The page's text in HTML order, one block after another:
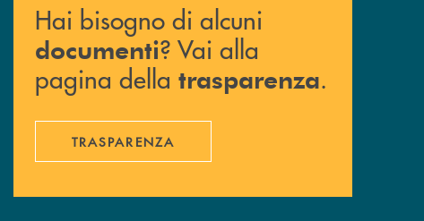
Hai bisogno di alcuni
documenti? Vai alla
pagina della trasparenza.
TRASPARENZA